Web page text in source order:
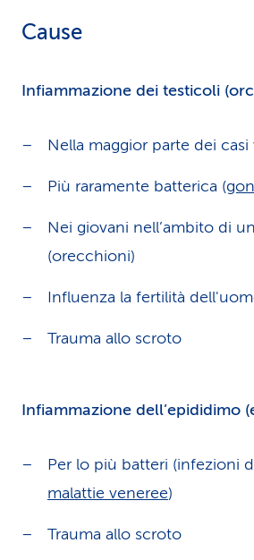
Cause
Infiammazione dei testicoli
Nella maggior parte dei casi
Più raramente batterica (
Nei giovani nell’ambito di
(orecchioni)
Influenza la fertilità
Trauma allo scroto
Infiammazione dell’epididimo
Per lo più batteri (infezioni
malattie veneree)
Trauma allo scroto